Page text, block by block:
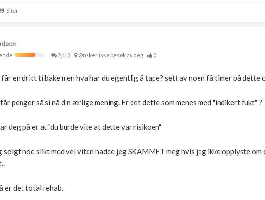
Siter
2,413 Ønsker ikke besøk av deg 0
får en dritt tilbake men hva har du egentlig å tape? sett av noen få timer på dette
får penger så si nå din ærlige mening. Er det dette som menes med "indikert fukt" ?
deg på er at "du burde vite at dette var risikoen"
solgt noe slikt med vel viten hadde jeg SKAMMET meg hvis jeg ikke opplyste
er det total rehab.